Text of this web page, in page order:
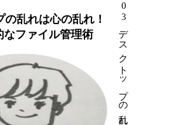
の乱れは心の乱れ！
なファイル管理術
03